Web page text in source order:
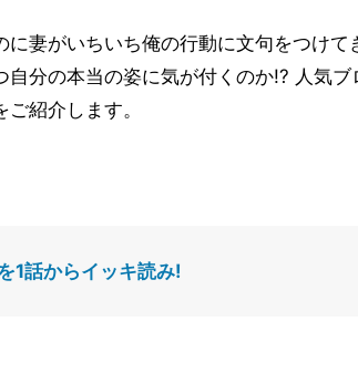
妻がいちいち俺の行動に文句をつけて
分の本当の姿に気が付くのか!? 人気ブ
紹介します。
1話からイッキ読み!